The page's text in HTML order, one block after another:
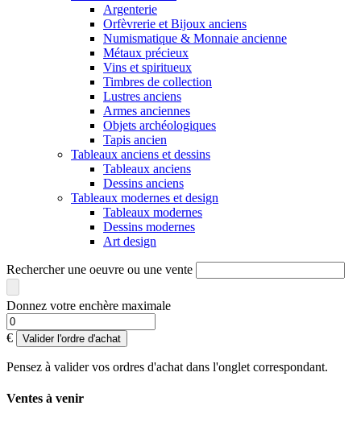
Argenterie
Orfèvrerie et Bijoux anciens
Numismatique & Monnaie ancienne
Métaux précieux
Vins et spiritueux
Timbres de collection
Lustres anciens
Armes anciennes
Objets archéologiques
Tapis ancien
Tableaux anciens et dessins
Tableaux anciens
Dessins anciens
Tableaux modernes et design
Tableaux modernes
Dessins modernes
Art design
Rechercher une oeuvre ou une vente
Donnez votre enchère maximale
€ Valider l'ordre d'achat
Pensez à valider vos ordres d'achat dans l'onglet correspondant.
Ventes à venir